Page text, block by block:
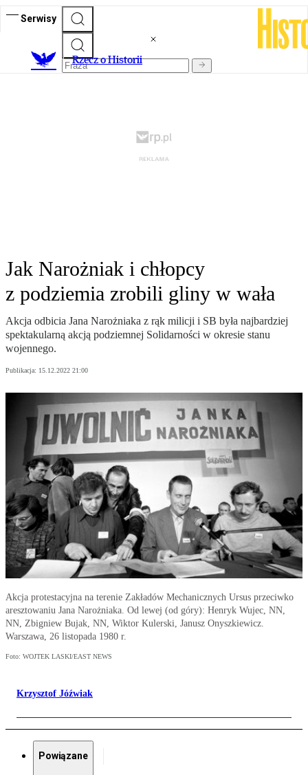
Serwisy
Rzecz o Historii
Jak Narożniak i chłopcy
z podziemia zrobili gliny w wała
Akcja odbicia Jana Narożniaka z rąk milicji i SB była najbardziej
spektakularną akcją podziemnej Solidarności w okresie stanu
wojennego.
Publikacja: 15.12.2022 21:00
Akcja protestacyjna na terenie Zakładów Mechanicznych Ursus przeciwko
aresztowaniu Jana Narożniaka. Od lewej (od góry): Henryk Wujec, NN,
NN, Zbigniew Bujak, NN, Wiktor Kulerski, Janusz Onyszkiewicz.
Warszawa, 26 listopada 1980 r.
Foto: WOJTEK LASKI/EAST NEWS
Krzysztof Jóźwiak
Powiązane